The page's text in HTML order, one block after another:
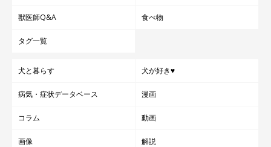
獣医師Q&A 食べ物
タグ一覧
犬と暮らす 犬が好き♥
病気・症状データベース 漫画
コラム 動画
画像 解説